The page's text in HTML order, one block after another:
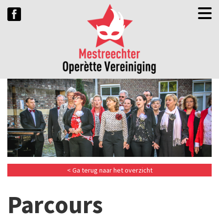
< Ga terug naar het overzicht
Parcours